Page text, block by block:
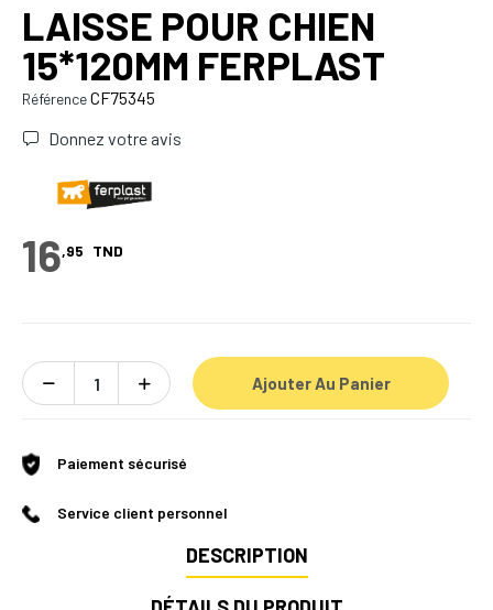
LAISSE POUR CHIEN
15*120MM FERPLAST
RéférenceCF75345
Donnez votre avis
16,95 TND
Ajouter Au Panier
Paiement sécurisé
Service client personnel
DESCRIPTION